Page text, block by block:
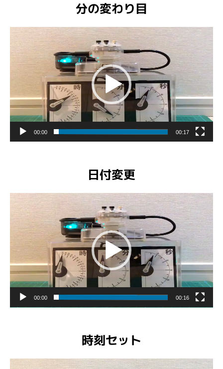
分の変わり目
動
画
プ
レ
ー
ー
00:00 00:17
日付変更
画
プ
レ
ー
ヤ
ー
00:00 00:16
時刻セット
動